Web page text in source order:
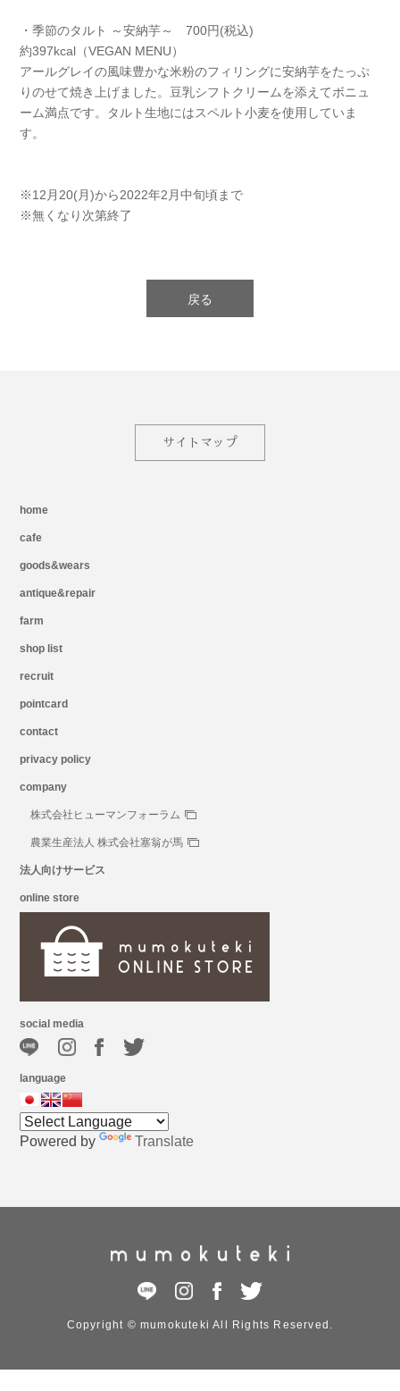
・季節のタルト ～安納芋～ 700円(税込)
約397kcal（VEGAN MENU）
アールグレイの風味豊かな米粉のフィリングに安納芋をたっぷ
りのせて焼き上げました。豆乳シフトクリームを添えてボニュ
ーム満点です。タルト生地にはスペルト小麦を使用していま
す。
※12月20(月)から2022年2月中旬頃まで
※無くなり次第終了
戻る
サイトマップ
home
cafe
goods&wears
antique&repair
farm
shop list
recruit
pointcard
contact
privacy policy
company
株式会社ヒューマンフォーラム
農業生産法人 株式会社塞翁が馬
法人向けサービス
online store
social media
language
Powered by Translate
Copyright © mumokuteki All Rights Reserved.